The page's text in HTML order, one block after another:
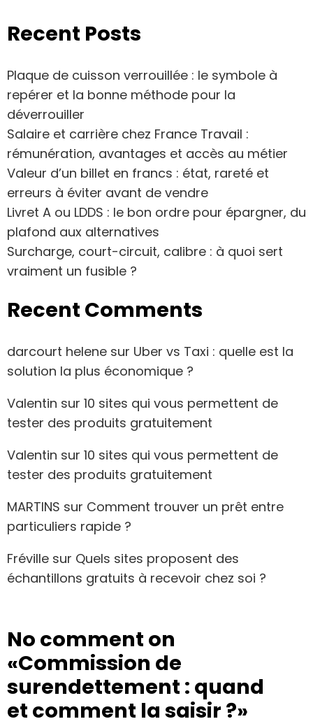
Recent Posts
Plaque de cuisson verrouillée : le symbole à
repérer et la bonne méthode pour la
déverrouiller
Salaire et carrière chez France Travail :
rémunération, avantages et accès au métier
Valeur d’un billet en francs : état, rareté et
erreurs à éviter avant de vendre
Livret A ou LDDS : le bon ordre pour épargner, du
plafond aux alternatives
Surcharge, court-circuit, calibre : à quoi sert
vraiment un fusible ?
Recent Comments
darcourt helene sur Uber vs Taxi : quelle est la
solution la plus économique ?
Valentin sur 10 sites qui vous permettent de
tester des produits gratuitement
Valentin sur 10 sites qui vous permettent de
tester des produits gratuitement
MARTINS sur Comment trouver un prêt entre
particuliers rapide ?
Fréville sur Quels sites proposent des
échantillons gratuits à recevoir chez soi ?
No comment on
«Commission de
surendettement : quand
et comment la saisir ?»